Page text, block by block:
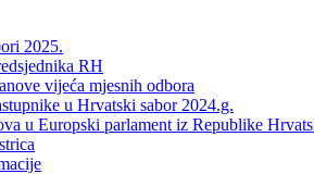
2025.
RH
vijeća mjesnih odbora
u Hrvatski sabor 2024.g.
u Europski parlament iz Republike